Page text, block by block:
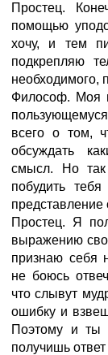
Простец.
помощью
хочу, и тем
подкрепляю
необходимого,
Философ. Моя
всего о том,
обсуждать
смысл. Но
побудить
представление
Простец. Я
выражению
признаю себя
не боюсь
что слывут
ошибку и
Поэтому и ты
получишь